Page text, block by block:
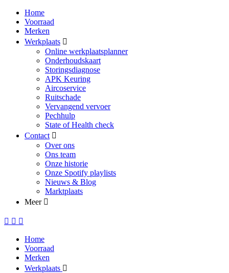
Home
Voorraad
Merken
Werkplaats
Online werkplaatsplanner
Onderhoudskaart
Storingsdiagnose
APK Keuring
Aircoservice
Ruitschade
Vervangend vervoer
Pechhulp
State of Health check
Contact
Over ons
Ons team
Onze historie
Onze Spotify playlists
Nieuws & Blog
Marktplaats
Meer
Home
Voorraad
Merken
Werkplaats